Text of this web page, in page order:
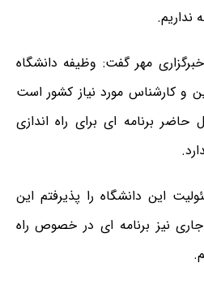
نداریم.
مهر گفت: وظیفه دانشگاه
و کارشناس مورد نیاز کشور است
حاضر برنامه ای برای راه اندازی
این دانشگاه را پذیرفتم این
نیز برنامه ای در خصوص راه